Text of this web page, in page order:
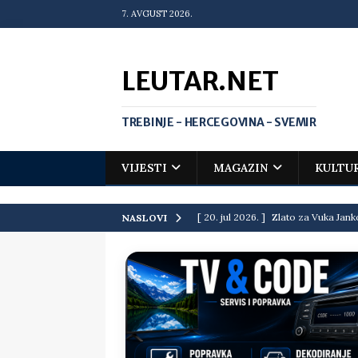
7. AVGUST 2026.
LEUTAR.NET
TREBINJE - HERCEGOVINA - SVEMIR
VIJESTI MAGAZIN
NASLOVI [ 20. jul 2026. ] Zlato za Vuka
[ 19. jul 2026. ] Da li i obraz ima
[ 16. jul 2026. ] Mile će da ti oprosti
[ 16. jul 2026. ] Krediti i dugovi
[ 15. jul 2026. ] Politički potres u